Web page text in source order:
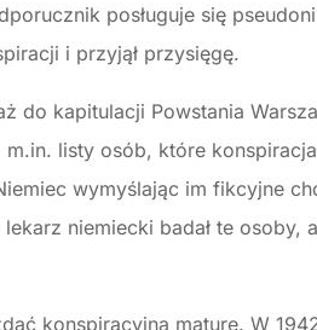
posługuje się
i przyjął przysięgę.
do kapitulacji Powstania
listy osób, które
wymyślając im fikcyjne
niemiecki badał te osoby,
konspiracyjną maturę. W